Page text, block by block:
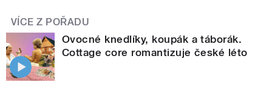
VÍCE Z POŘADU
Ovocné knedlíky, koupák a táborák.
Cottage core romantizuje české léto